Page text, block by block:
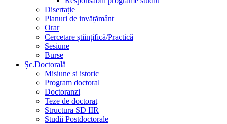
Disertație
Planuri de invățământ
Orar
Cercetare științifică/Practică
Sesiune
Burse
Șc.Doctorală
Misiune si istoric
Program doctoral
Doctoranzi
Teze de doctorat
Structura SD IIR
Studii Postdoctorale